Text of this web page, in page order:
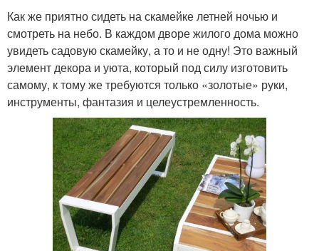
Как же приятно сидеть на скамейке летней ночью и
смотреть на небо. В каждом дворе жилого дома можно
увидеть садовую скамейку, а то и не одну! Это важный
элемент декора и уюта, который под силу изготовить
самому, к тому же требуются только «золотые» руки,
инструменты, фантазия и целеустремленность.